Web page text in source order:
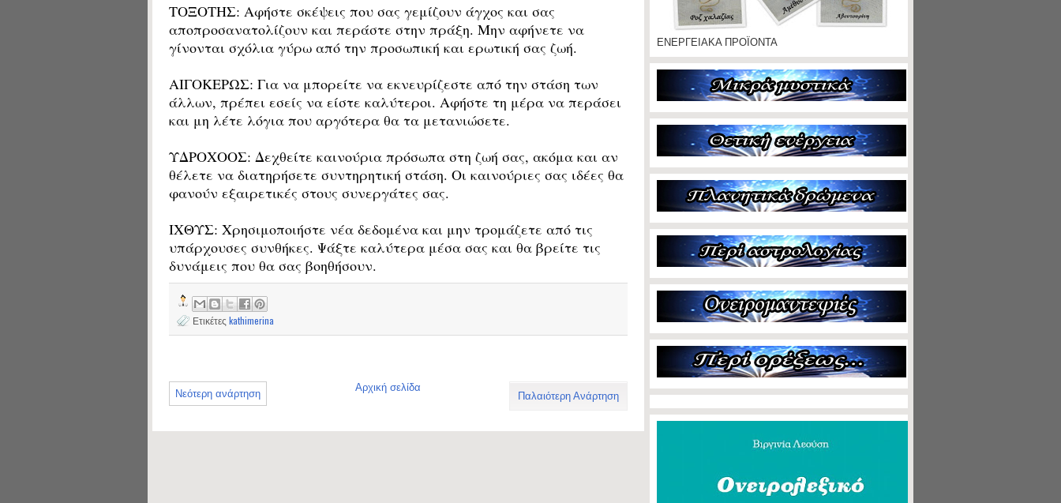
ΤΟΞΟΤΗΣ: Αφήστε σκέψεις που σας γεμίζουν άγχος και σας
αποπροσανατολίζουν και περάστε στην πράξη. Μην αφήνετε να
γίνονται σχόλια γύρω από την προσωπική και ερωτική σας ζωή.
ΑΙΓΟΚΕΡΩΣ: Για να μπορείτε να εκνευρίζεστε από την στάση των
άλλων, πρέπει εσείς να είστε καλύτεροι. Αφήστε τη μέρα να περάσει
και μη λέτε λόγια που αργότερα θα τα μετανιώσετε.
ΥΔΡΟΧΟΟΣ: Δεχθείτε καινούρια πρόσωπα στη ζωή σας, ακόμα και αν
θέλετε να διατηρήσετε συντηρητική στάση. Οι καινούριες σας ιδέες θα
φανούν εξαιρετικές στους συνεργάτες σας.
ΙΧΘΥΣ: Χρησιμοποιήστε νέα δεδομένα και μην τρομάζετε από τις
υπάρχουσες συνθήκες. Ψάξτε καλύτερα μέσα σας και θα βρείτε τις
δυνάμεις που θα σας βοηθήσουν.
Ετικέτες kathimerina
Νεότερη ανάρτηση Παλαιότερη Ανάρτηση
Αρχική σελίδα
ΕΝΕΡΓΕΙΑΚΑ ΠΡΟΪΟΝΤΑ